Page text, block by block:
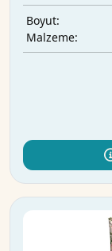
Boyut:
Malzeme: